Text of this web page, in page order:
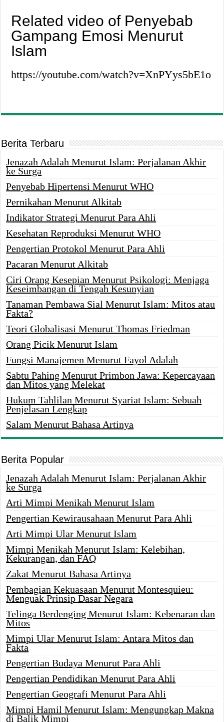
Related video of Penyebab
Gampang Emosi Menurut
Islam
https://youtube.com/watch?v=XnPYys5bE1o
Berita Terbaru
Jenazah Adalah Menurut Islam: Perjalanan Akhir
ke Surga
Penyebab Hipertensi Menurut WHO
Pernikahan Menurut Alkitab
Indikator Strategi Menurut Para Ahli
Kesehatan Reproduksi Menurut WHO
Pengertian Protokol Menurut Para Ahli
Pacaran Menurut Alkitab
Ciri Orang Kesepian Menurut Psikologi: Menjaga
Keseimbangan di Tengah Kesunyian
Tanaman Pembawa Sial Menurut Islam: Mitos atau
Fakta?
Teori Globalisasi Menurut Thomas Friedman
Orang Picik Menurut Islam
Fungsi Manajemen Menurut Fayol Adalah
Sabtu Pahing Menurut Primbon Jawa: Kepercayaan
dan Mitos yang Melekat
Hukum Tahlilan Menurut Syariat Islam: Sebuah
Penjelasan Lengkap
Salam Menurut Bahasa Artinya
Berita Popular
Jenazah Adalah Menurut Islam: Perjalanan Akhir
ke Surga
Arti Mimpi Menikah Menurut Islam
Pengertian Kewirausahaan Menurut Para Ahli
Arti Mimpi Ular Menurut Islam
Mimpi Menikah Menurut Islam: Kelebihan,
Kekurangan, dan FAQ
Zakat Menurut Bahasa Artinya
Pembagian Kekuasaan Menurut Montesquieu:
Menguak Prinsip Dasar Negara
Telinga Berdenging Menurut Islam: Kebenaran dan
Mitos
Mimpi Ular Menurut Islam: Antara Mitos dan
Fakta
Pengertian Budaya Menurut Para Ahli
Pengertian Pendidikan Menurut Para Ahli
Pengertian Geografi Menurut Para Ahli
Mimpi Hamil Menurut Islam: Mengungkap Makna
di Balik Mimpi